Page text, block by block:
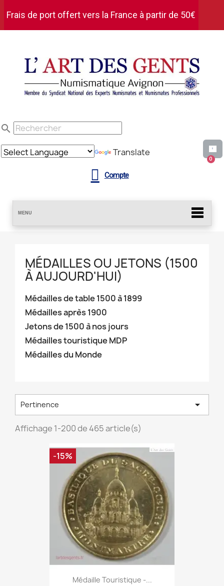
Frais de port offert vers la France à partir de 50€
search
Translate
Compte
MENU
MÉDAILLES OU JETONS (1500
À AUJOURD'HUI)
Médailles de table 1500 à 1899
Médailles après 1900
Jetons de 1500 à nos jours
Médailles touristique MDP
Médailles du Monde
Pertinence 
Affichage 1-200 de 465 article(s)
Médaille Touristique -...
-15%